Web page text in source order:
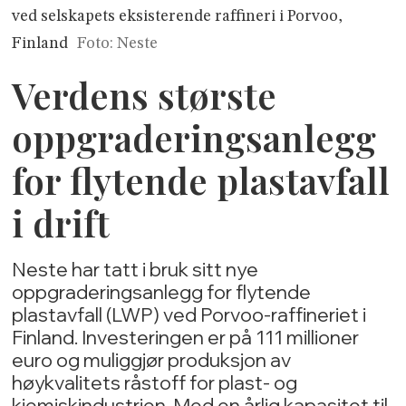
ved selskapets eksisterende raffineri i Porvoo,
Finland
Foto: Neste
Verdens største
oppgraderingsanlegg
for flytende plastavfall
i drift
Neste har tatt i bruk sitt nye
oppgraderingsanlegg for flytende
plastavfall (LWP) ved Porvoo-raffineriet i
Finland. Investeringen er på 111 millioner
euro og muliggjør produksjon av
høykvalitets råstoff for plast- og